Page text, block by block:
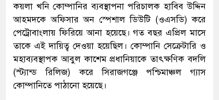
কয়লা খনি কোম্পানির ব্যবস্থাপনা পরিচালক হাবিব উদ্দিন
আহমদকে অফিসার অন স্পেশাল ডিউটি (ওএসডি) করে
পেট্রোবাংলায় ফিরিয়ে আনা হয়েছে। গত বছর এপ্রিল মাসে
তাকে এই দায়িত্ব দেওয়া হয়েছিল। কোম্পানি সেক্রেটারি ও
মহাব্যবস্থাপক আবুল কাশেম প্রধানিয়াকে তাৎক্ষণিক বদলি
(স্ট্যান্ড রিলিজ) করে সিরাজগঞ্জে পশ্চিমাঞ্চল গ্যাস
কোম্পানিতে পাঠানো হয়েছে।